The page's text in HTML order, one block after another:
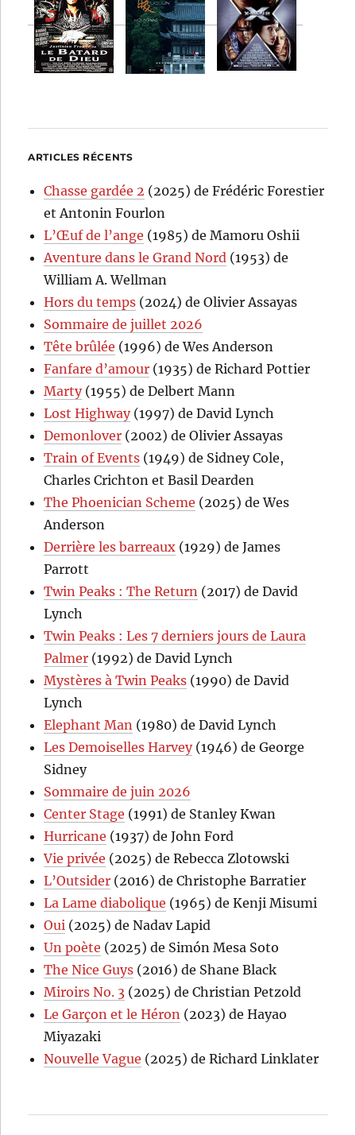
ARTICLES RÉCENTS
Chasse gardée 2 (2025) de Frédéric Forestier
et Antonin Fourlon
L’Œuf de l’ange (1985) de Mamoru Oshii
Aventure dans le Grand Nord (1953) de
William A. Wellman
Hors du temps (2024) de Olivier Assayas
Sommaire de juillet 2026
Tête brûlée (1996) de Wes Anderson
Fanfare d’amour (1935) de Richard Pottier
Marty(1955) de Delbert Mann
Lost Highway(1997) de David Lynch
Demonlover (2002) de Olivier Assayas
Train of Events (1949) de Sidney Cole,
Charles Crichton et Basil Dearden
The Phoenician Scheme (2025) de Wes
Anderson
Derrière les barreaux (1929) de James
Parrott
Twin Peaks : The Return (2017) de David
Lynch
Twin Peaks : Les 7 derniers jours de Laura
Palmer (1992) de David Lynch
Mystères à Twin Peaks (1990) de David
Lynch
Elephant Man (1980) de David Lynch
Les Demoiselles Harvey(1946) de George
Sidney
Sommaire de juin 2026
Center Stage (1991) de Stanley Kwan
Hurricane (1937) de John Ford
Vie privée (2025) de Rebecca Zlotowski
L’Outsider (2016) de Christophe Barratier
La Lame diabolique (1965) de Kenji Misumi
Oui (2025) de Nadav Lapid
Un poète (2025) de Simón Mesa Soto
The Nice Guys (2016) de Shane Black
Miroirs No. 3 (2025) de Christian Petzold
Le Garçon et le Héron (2023) de Hayao
Miyazaki
Nouvelle Vague (2025) de Richard Linklater